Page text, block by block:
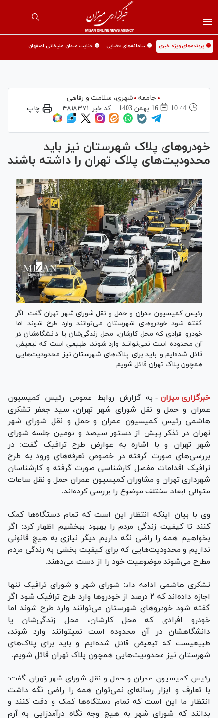
🟡 پرونده‌های ویژه خبری 🟡 سامانه‌های قضایی 🟡 جنایت میدان علیخانی اصفهان
جامعه
شهری،‌ سلامت و رفاهی
10:44
16 بهمن 1403 کد خبر: ۴۸۱۸۳۷۱ چاپ
خودروهای پلاک شهرستان نیز باید
محدودیت‌های پلاک تهران را داشته باشند
رئیس کمیسیون عمران و حمل و نقل شورای شهر تهران گفت: اگر
گفته شود خودروهای شهرستان می‌توانند وارد طرح شوند اما
خودرو افرادی که محل کارشان، محل زندگی‌شان یا دانشگاه‌شان در
آن محدوده است نمی‌توانند وارد شوند، طبیعی است که تبعیض
قائل شده‌ایم و باید برای پلاک‌های شهرستان نیز محدودیت‌هایی
همچون پلاک تهران قائل شویم.
خبرگزاری میزان - به گزارش روابط عمومی رئیس کمیسیون
عمران و حمل و نقل شورای شهر تهران، سید جعفر تشکری
هاشمی رئیس کمیسیون عمران و حمل و نقل شورای شهر
تهران در تذکر پیش از دستور سیصد و دومین جلسه شورای
شهر تهران و با اشاره به عوارض طرح ترافيک گفت: در
بررسی‌های صورت گرفته در خصوص تعرفه‌های ورود به طرح
ترافیک اقدامات مفصل کارشناسی صورت گرفته و کارشناسان
شهرداری تهران و مشاوران کمیسیون عمران حمل و نقل ساعات
متوالی ابعاد مختلف موضوع را بررسی کرده‌اند.
وی با بیان اینکه انتظار این است که تمام دستگاه‌ها کمک
کنند تا کیفیت زندگی مردم را بهبود ببخشیم اظهار کرد: اگر
بخواهیم همه را راضی نگه داریم دیگر نیازی به هیچ قانونی
نداریم و محدودیت‌هایی که برای کیفیت بخشی به زندگی مردم
مطرح می‌شوند موضوعیت خود را از دست می‌دهند.
تشکری هاشمی ادامه داد: شورای شهر و شورای ترافیک تنها
اجازه داده‌اند که ۲ درصد از خودروها وارد طرح ترافیک شود اگر
گفته شود خودروهای شهرستان می‌توانند وارد طرح شوند اما
خودرو افرادی که محل کارشان، محل زندگی‌شان یا
دانشگاهشان در آن محدوده است نميتوانند وارد شوند،
طبیعیست که تبعیض قائل شده‌ایم و باید برای پلاک‌های
شهرستان نیز محدودیت‌هایی همچون پلاک تهران قائل شویم.
رئیس کمیسیون عمران و حمل و نقل شورای شهر تهران گفت:
با تعارف و ابزار رسانه‌ای نمی‌توان همه را راضی نگه داشت
انتظار ما این است که تمام دستگاه‌ها کمک و دقت کنند و
بدانند که شورای شهر به هیچ وجه نگاه درآمدزایی به آرم